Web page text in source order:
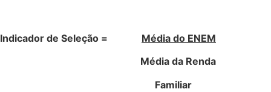
Indicador de Seleção = Média do ENEM
Média da Renda
Familiar